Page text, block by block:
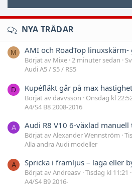
NYA TRÅDAR
M AMI och RoadTop linuxskärm-
Börjat av Mixe 2 minuter sedan
Audi A5 / S5 / RS5
D Kupéfläkt går på max
Börjat av davvsson Onsdag kl
A4/S4 B8 2008-2016
A Audi R8 V10 6-växlad manuell
Börjat av Alexander Wennström
Alla andra Audi modeller
A Spricka i framljus – laga eller
Börjat av Andreasv Tisdag kl 11:21
A4/S4 B9 2016-